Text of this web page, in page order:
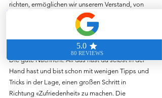
richten, ermöglichen wir unserem Verstand, von
ganz allein zu erkennen, wo genau sich diese
Blockaden befinden und wo somit
#Handlungsbedarf in unserem Leben besteht.
Die gute Nachricht: All das hast du selbst in der
Hand hast und bist schon mit wenigen Tipps und
Tricks in der Lage, einen großen Schritt in
Richtung «Zufriedenheit» zu machen. Die